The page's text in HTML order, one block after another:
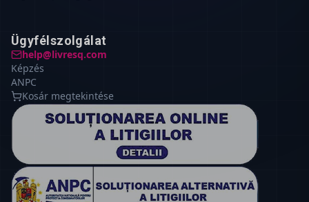
Ügyfélszolgálat
help@livresq.com
Képzés
ANPC
Kosár megtekintése